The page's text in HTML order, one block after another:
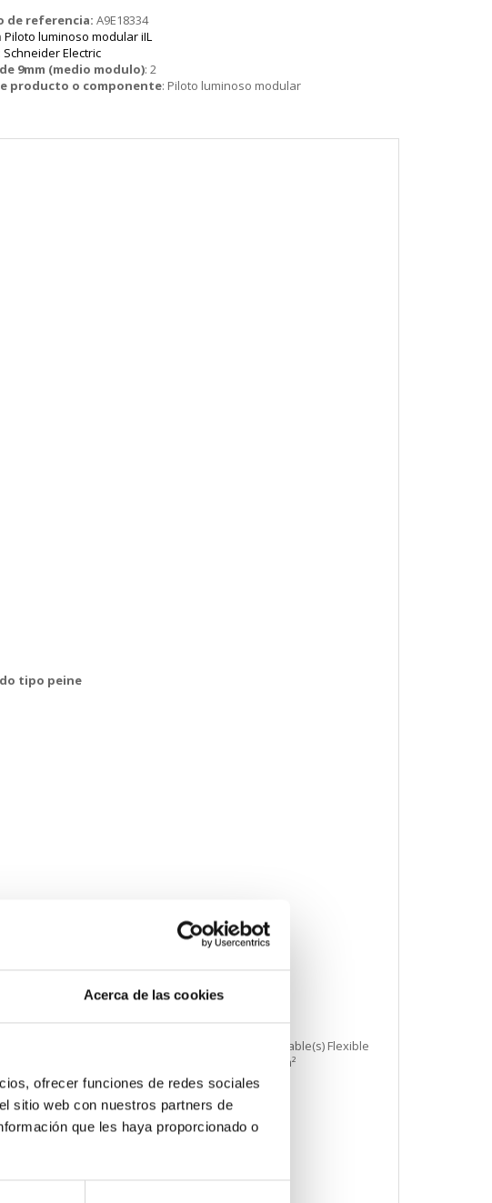
Acerca de las cookies
ofrecer funciones de redes sociales
sitio web con nuestros partners de
que les haya proporcionado o
de referencia: A9E18334
Piloto luminoso modular iIL
Schneider Electric
9mm (medio modulo):2
producto o componente: Piloto luminoso modular
tipo peine
2 cable(s) rígido 2.5 mm²Terminal tipo borne 1 cable(s) Flexible
tipo borne 2 cable(s) flexible con terminal 2.5 mm²